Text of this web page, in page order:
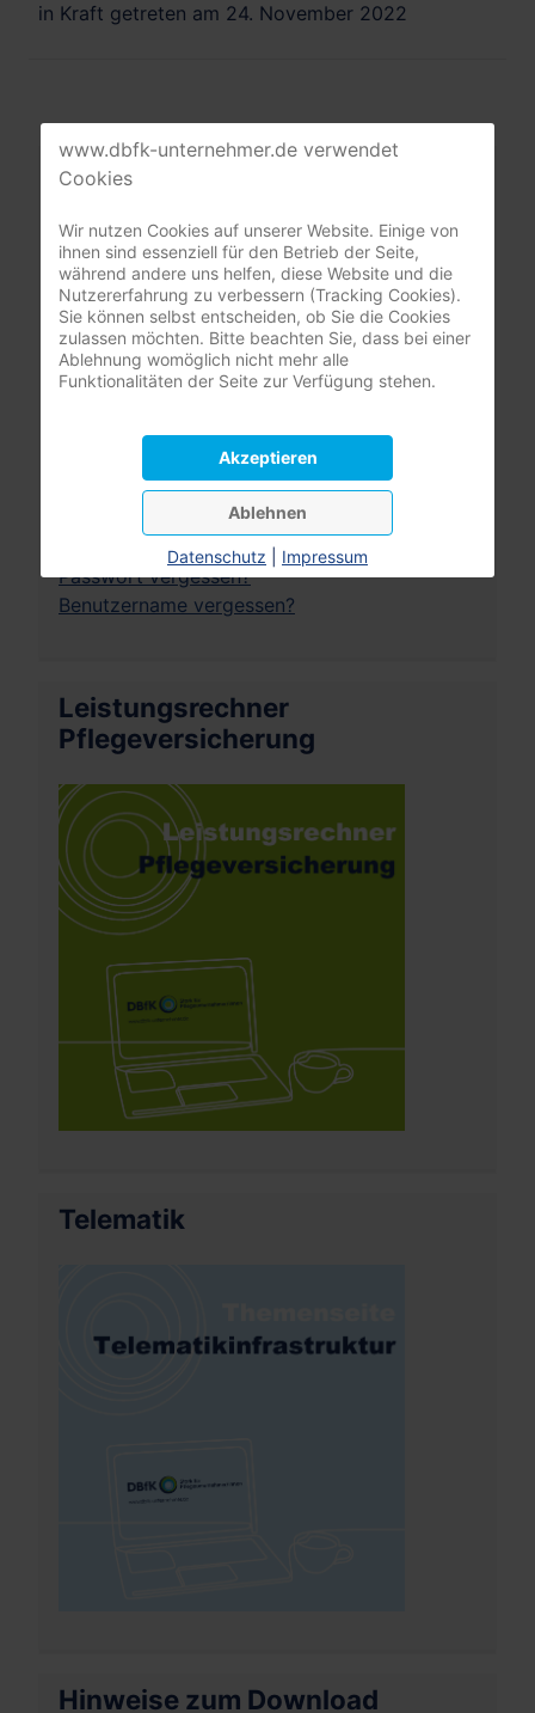
in Kraft getreten am 24. November 2022
Mitgliederbereich
nur registrierte Pflegeunternehmer:innen
(DBfK Nordwest + Südost)
Benutzername
Passwort
Angemeldet bleiben
Anmelden
Passwort vergessen?
Benutzername vergessen?
Leistungsrechner
Pflegeversicherung
Telematik
Hinweise zum Download
www.dbfk-unternehmer.de verwendet
Cookies
Wir nutzen Cookies auf unserer Website. Einige von
ihnen sind essenziell für den Betrieb der Seite,
während andere uns helfen, diese Website und die
Nutzererfahrung zu verbessern (Tracking Cookies).
Sie können selbst entscheiden, ob Sie die Cookies
zulassen möchten. Bitte beachten Sie, dass bei einer
Ablehnung womöglich nicht mehr alle
Funktionalitäten der Seite zur Verfügung stehen.
Akzeptieren
Ablehnen
Datenschutz Impressum